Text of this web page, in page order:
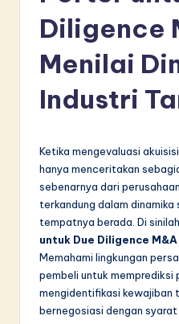
si
L
Diligence
Menilai
Industri
Ketika mengevaluasi
hanya menceritakan
sebenarnya dari
terkandung dalam
tempatnya berada. Di sinilah
untuk Due Diligence M&A
Memahami lingkungan
pembeli untuk memprediksi
mengidentifikasi kewajiban
bernegosiasi dengan syarat